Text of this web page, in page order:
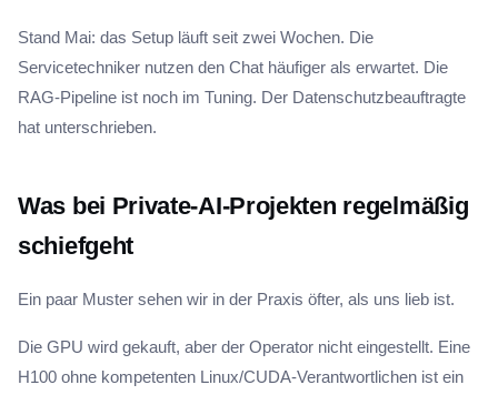
Stand Mai: das Setup läuft seit zwei Wochen. Die
Servicetechniker nutzen den Chat häufiger als erwartet. Die
RAG-Pipeline ist noch im Tuning. Der Datenschutzbeauftragte
hat unterschrieben.
Was bei Private-AI-Projekten regelmäßig
schiefgeht
Ein paar Muster sehen wir in der Praxis öfter, als uns lieb ist.
Die GPU wird gekauft, aber der Operator nicht eingestellt. Eine
H100 ohne kompetenten Linux/CUDA-Verantwortlichen ist ein